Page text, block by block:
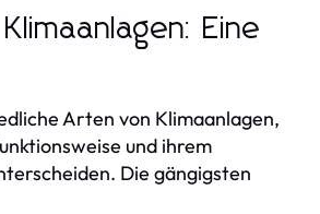
Eine
Arten von Klimaanlagen,
und ihrem
Die gängigsten